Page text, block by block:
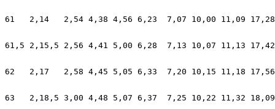
61   2,14   2,54 4,38 4,56 6,23  7,07 10,00 11,09
61,5 2,15,5 2,56 4,41 5,00 6,28  7,13 10,07 11,13
62   2,17   2,58 4,45 5,05 6,33  7,20 10,15 11,18
63   2,18,5 3,00 4,48 5,07 6,37  7,25 10,22 11,32